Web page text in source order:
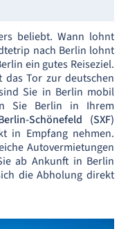
beliebt. Wann lohnt
nach Berlin lohnt
ein gutes Reiseziel.
das Tor zur deutschen
Sie in Berlin mobil
Sie Berlin in Ihrem
Schönefeld (SXF)
in Empfang nehmen.
Autovermietungen
ab Ankunft in Berlin
die Abholung direkt